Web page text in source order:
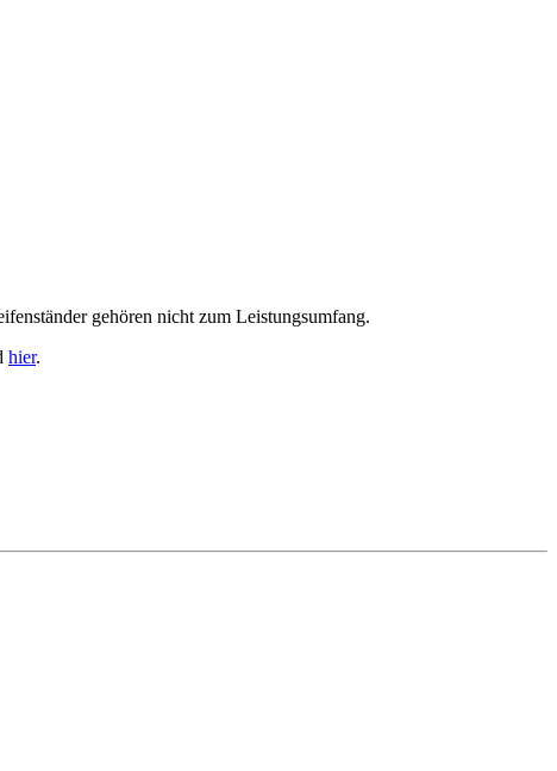
gehören nicht zum Leistungsumfang.
hier.